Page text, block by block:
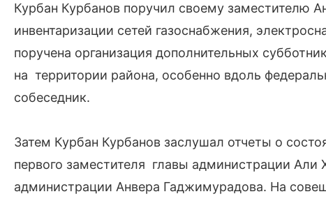
Курбан Курбанов поручил своему заместителю
инвентаризации сетей газоснабжения,
поручена организация дополнительных
на территории района, особенно вдоль
собеседник.
Затем Курбан Курбанов заслушал отчеты о
первого заместителя главы администрации Али
администрации Анвера Гаджимурадова. На